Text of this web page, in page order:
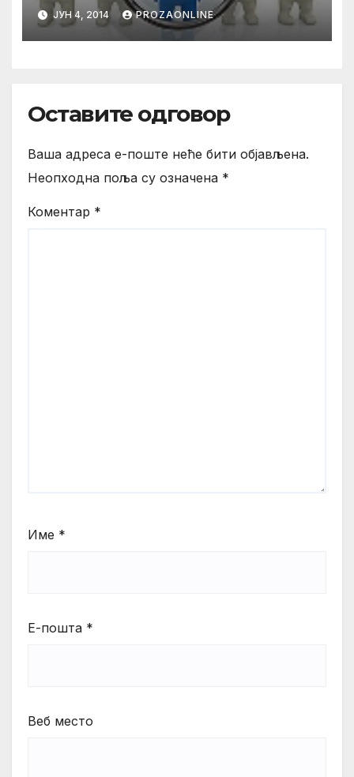
ЈУН 4, 2014 PROZAONLINE
Оставите одговор
Ваша адреса е-поште неће бити објављена.
Неопходна поља су означена *
Коментар *
Име *
Е-пошта *
Веб место